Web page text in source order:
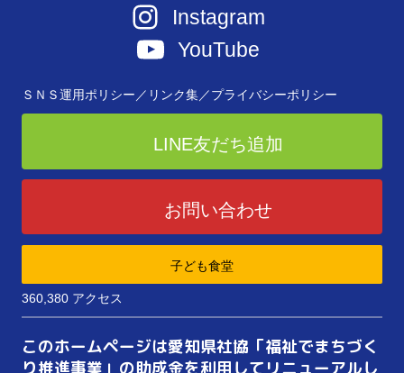
Instagram
YouTube
ＳＮＳ運用ポリシー／ リンク集／プライバシーポリシー
LINE友だち追加
お問い合わせ
子ども食堂
360,380 アクセス
このホームページは愛知県社協「福祉でまちづく
り推進事業」の助成金を利用してリニューアルし